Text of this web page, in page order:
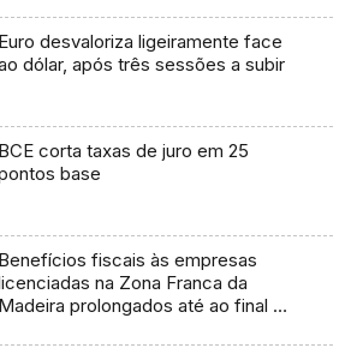
Euro desvaloriza ligeiramente face
dólar, após três sessões a subir
BCE corta taxas de juro em 25
base
Benefícios fiscais às empresas
na Zona Franca da
Madeira prolongados até ao final do